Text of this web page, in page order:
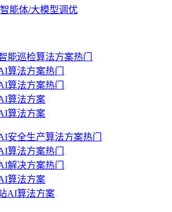
能体/大模型调优
能巡检算法方案热门
算法方案热门
算法方案热门
算法方案
算法方案
安全生产算法方案热门
算法方案热门
解决方案热门
算法方案
AI算法方案